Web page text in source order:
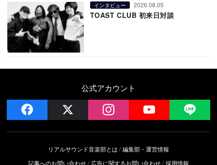
インタビュー 2026.08.05
TOAST CLUB 初来日対談
公式アカウント
facebook instagram YouTube
リアルサウンド音楽部とは
編集部・運営情報
記事へのお問い合わせ
広告に関するお問い合わせ 採用情報